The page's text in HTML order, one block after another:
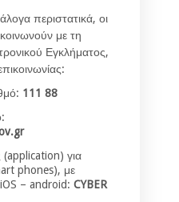
περιστατικά, οι
με τη
Εγκλήματος,
111 88
για
phones), με
– android: CYBER